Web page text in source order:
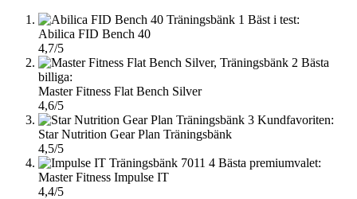
1 Bäst i test:
Abilica FID Bench 40
4,7/5
2 Bästa
billiga:
Master Fitness Flat Bench Silver
4,6/5
3 Kundfavoriten:
Star Nutrition Gear Plan Träningsbänk
4,5/5
4 Bästa premiumvalet:
Master Fitness Impulse IT
4,4/5